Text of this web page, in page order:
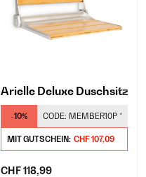
Arielle Deluxe Duschsitz
-10% CODE: MEMBER10P *
MIT GUTSCHEIN: CHF 107,09
CHF 118,99